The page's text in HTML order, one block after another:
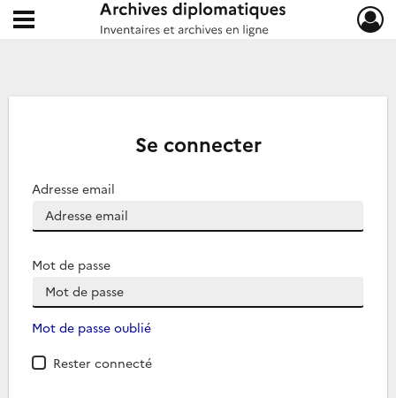
Archives diplomatiques
Ouvrir le menu déroulant
Se connecter
Adresse email
Mot de passe
Mot de passe oublié
Rester connecté